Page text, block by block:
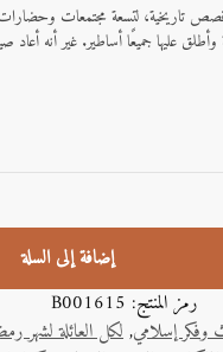
تاريخية، لتسعة مجتمعات
عليها جميعًا أساطير. غير أنه أعاد
إضافة إلى السلة
رمز المنتج: B001615
وفكر إسلامي,لكل العائلة لشهر